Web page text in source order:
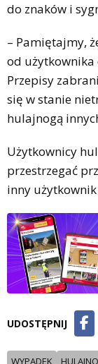
do znaków i
– Pamiętajmy,
od
Przepisy
się w stanie
hulajnogą
Użytkownicy
przestrzegać
inny
UDOSTĘPNIJ